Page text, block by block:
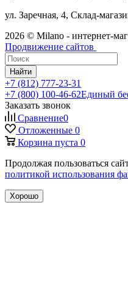
ул. Заречная, 4, Склад-
2026 © Milano - интернет-
Продвижение сайтов
Найти
+7 (812) 777-23-31
+7 (800) 100-46-62Единый
Заказать звонок
Сравнение0
Отложенные 0
Корзина пуста 0
Продолжая пользоваться
политикой использования
Хорошо